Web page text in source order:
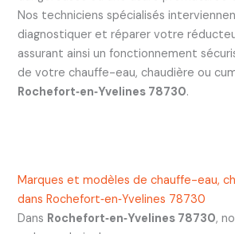
Nos techniciens spécialisés
diagnostiquer et réparer votre
assurant ainsi un fonctionnement
de votre chauffe-eau, chaudière ou
Rochefort‑en‑Yvelines 78730.
Marques et modèles de chauffe-eau,
dans Rochefort‑en‑Yvelines 78730
Dans Rochefort‑en‑Yvelines 78730,